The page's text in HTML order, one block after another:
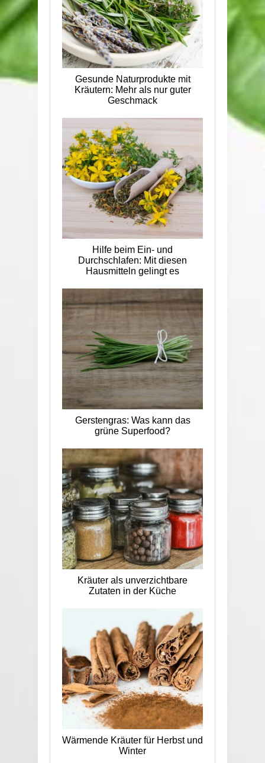
Gesunde Naturprodukte mit
Kräutern: Mehr als nur guter
Geschmack
Hilfe beim Ein- und
Durchschlafen: Mit diesen
Hausmitteln gelingt es
Gerstengras: Was kann das
grüne Superfood?
Kräuter als unverzichtbare
Zutaten in der Küche
Wärmende Kräuter für Herbst und
Winter